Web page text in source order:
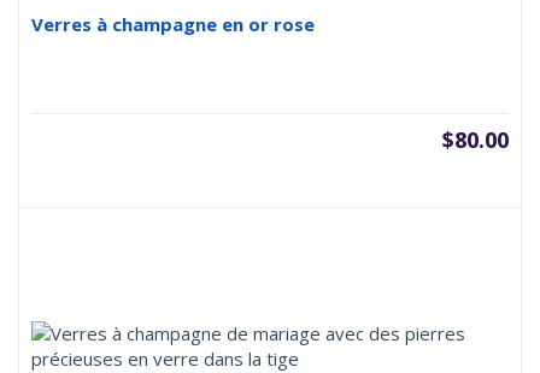
Verres à champagne en or rose
$80.00